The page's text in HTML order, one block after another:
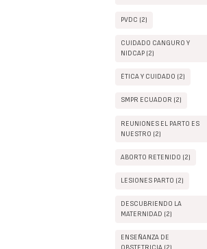
PVDC (2)
CUIDADO CANGURO Y
NIDCAP (2)
ÉTICA Y CUIDADO (2)
SMPR ECUADOR (2)
REUNIONES EL PARTO ES
NUESTRO (2)
ABORTO RETENIDO (2)
LESIONES PARTO (2)
DESCUBRIENDO LA
MATERNIDAD (2)
ENSEÑANZA DE